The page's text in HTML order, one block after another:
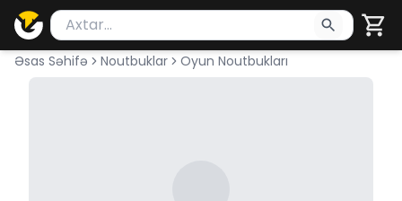
Məhsul axtar
Axtarış üçün ən azı 2 simvol yazın. Göndərmək
Əsas Səhifə Noutbuklar Oyun Noutbukları